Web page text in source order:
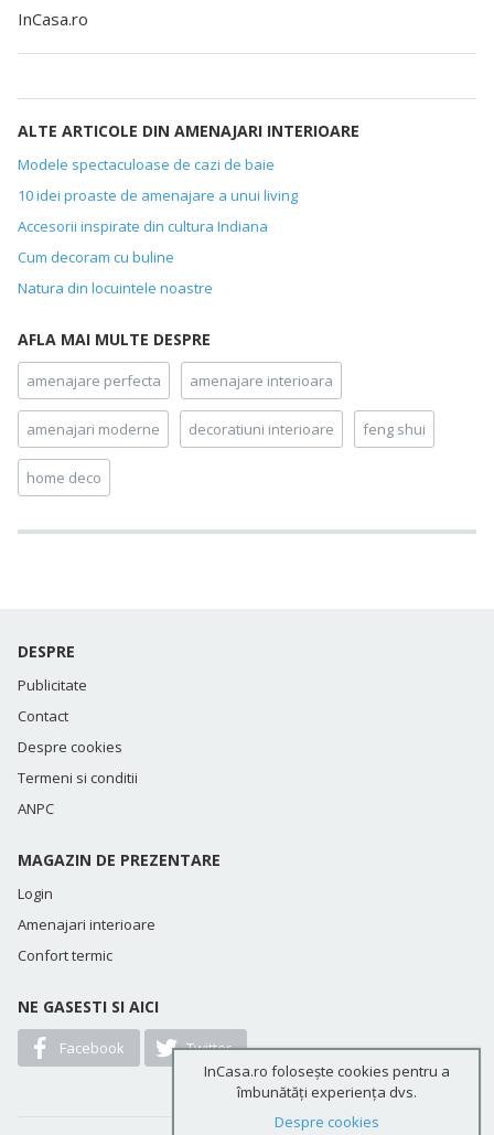
InCasa.ro
ALTE ARTICOLE DIN AMENAJARI INTERIOARE
Modele spectaculoase de cazi de baie
10 idei proaste de amenajare a unui living
Accesorii inspirate din cultura Indiana
Cum decoram cu buline
Natura din locuintele noastre
AFLA MAI MULTE DESPRE
amenajare perfecta amenajare interioara
amenajari moderne decoratiuni interioare feng shui
home deco
DESPRE
Publicitate
Contact
Despre cookies
Termeni si conditii
ANPC
MAGAZIN DE PREZENTARE
Login
Amenajari interioare
Confort termic
NE GASESTI SI AICI
Facebook
Twitter
InCasa.ro folosește cookies pentru a
îmbunătăți experiența dvs.
Despre cookies